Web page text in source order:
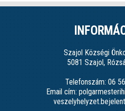
Szajol Községi
5081 Szajol,
Telefonszám: 06
Email cím: